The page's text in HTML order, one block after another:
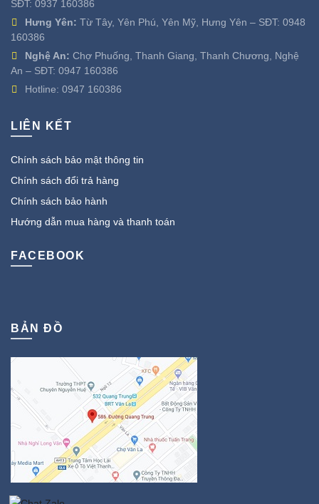
SĐT: 0937 160386
Hưng Yên: Từ Tây, Yên Phú, Yên Mỹ, Hưng Yên – SĐT: 0948
160386
Nghệ An: Chợ Phuống, Thanh Giang, Thanh Chương, Nghệ
An – SĐT: 0947 160386
Hotline: 0947 160386
LIÊN KẾT
Chính sách bảo mật thông tin
Chính sách đổi trả hàng
Chính sách bảo hành
Hướng dẫn mua hàng và thanh toán
FACEBOOK
BẢN ĐỒ